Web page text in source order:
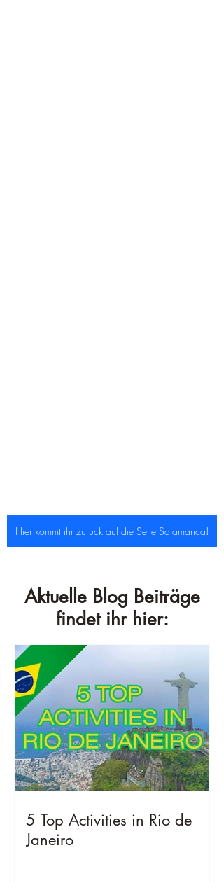
Hier kommt ihr zurück auf die Seite Salamanca!
Aktuelle Blog Beiträge
findet ihr hier:
5 Top Activities in Rio de
Janeiro